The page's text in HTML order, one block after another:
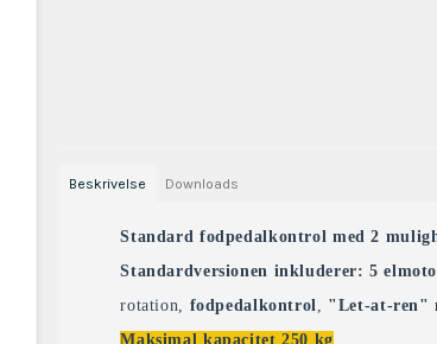
Beskrivelse Downloads
Standard fodpedalkontrol med 2
Standardversionen inkluderer: 5
rotation, fodpedalkontrol, "Let-at-ren"
Maksimal kapacitet 250 kg